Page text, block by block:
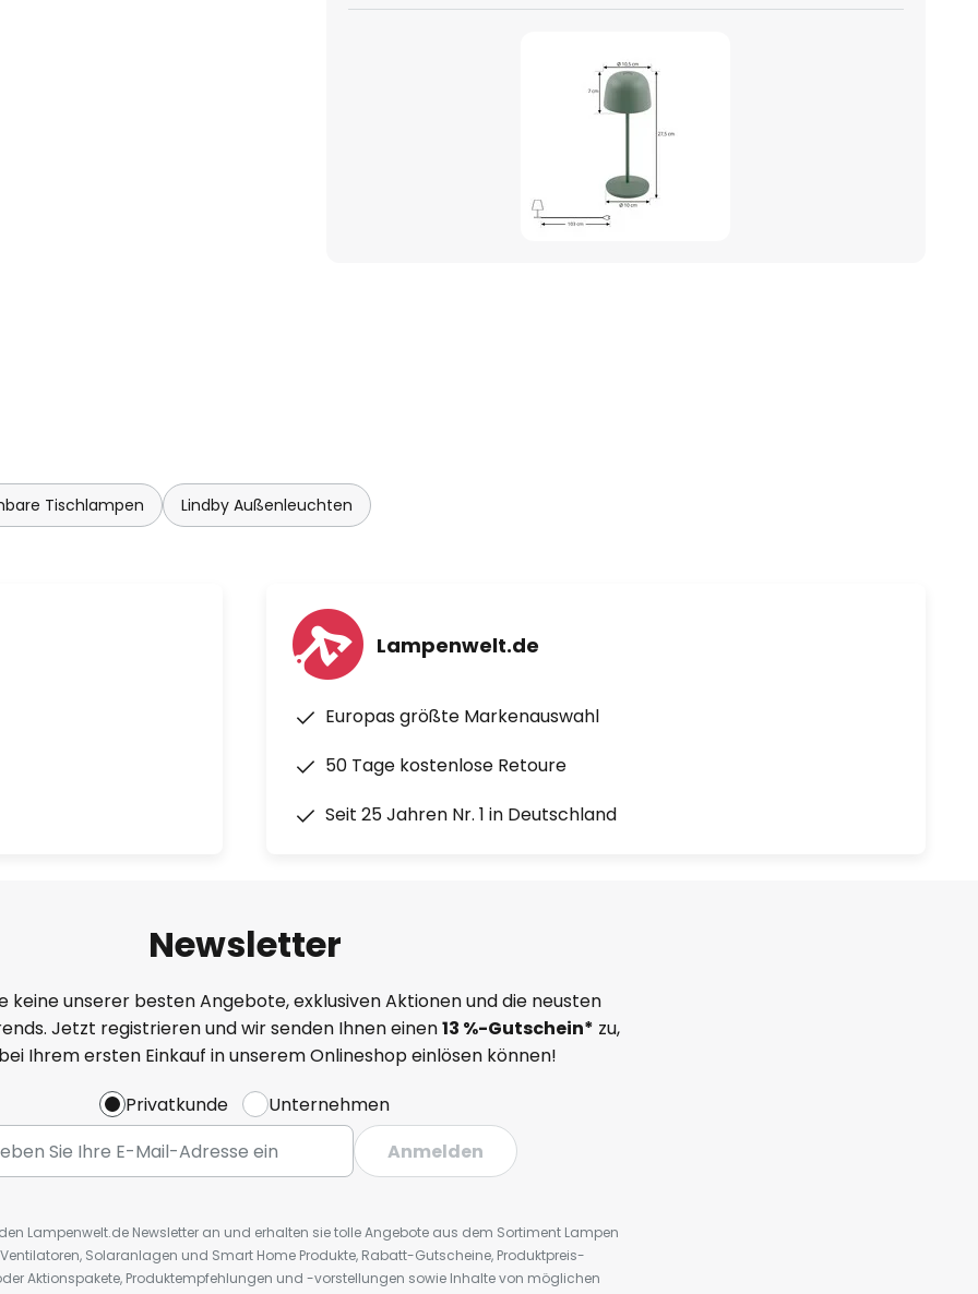
Tischlampen Lindby Außenleuchten
Lampenwelt.de
Europas größte Markenauswahl
50 Tage kostenlose Retoure
Seit 25 Jahren Nr. 1 in Deutschland
Newsletter
keine unserer besten Angebote, exklusiven Aktionen und die neusten
Jetzt registrieren und wir senden Ihnen einen13 %-Gutschein* zu,
Ihrem ersten Einkauf in unserem Onlineshop einlösen können!
Privatkunde
Unternehmen
Anmelden
Lampenwelt.de Newsletter an und erhalten sie tolle Angebote aus dem Sortiment Lampen
Solaranlagen und Smart Home Produkte, Rabatt-Gutscheine, Produktpreis-
Aktionspakete, Produktempfehlungen und -vorstellungen sowie Inhalte von möglichen